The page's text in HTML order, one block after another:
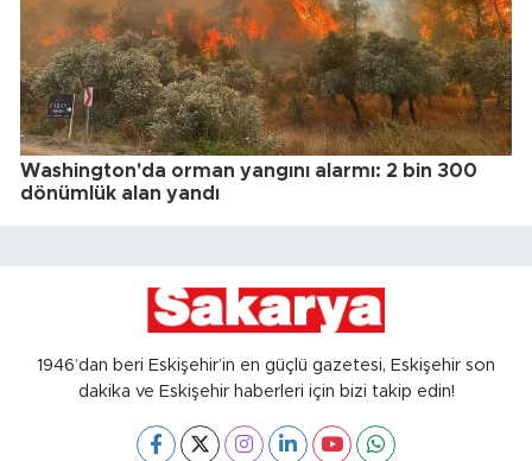
Washington'da orman yangını alarmı: 2 bin 300
dönümlük alan yandı
1946’dan beri Eskişehir’in en güçlü gazetesi, Eskişehir son
dakika ve Eskişehir haberleri için bizi takip edin!